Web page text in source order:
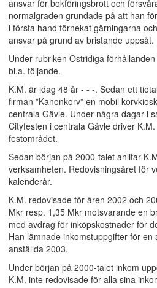
ansvar för bokföringsbrott och
normalgraden grundade på att han
i första hand förnekat gärningarna
ansvar på grund av bristande uppsåt.
Under rubriken Ostridiga
bl.a. följande.
K.M. är idag 48 år - - -. Sedan ett
firman ”Kanonkorv” en mobil
centrala Gävle. Under några dagar i
Cityfesten i centrala Gävle driver
festområdet.
Sedan början på 2000-talet anlitar
verksamheten. Redovisningsåret för
kalenderår.
K.M. redovisade för åren 2002 och
Mkr resp. 1,35 Mkr motsvarande en
med avdrag för inköpskostnader för
Han lämnade inkomstuppgifter för
anställda 2003.
Under början på 2000-talet inkom
K.M. inte redovisade för alla sina